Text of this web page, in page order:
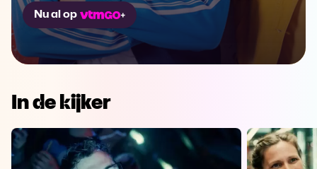
Nu al op
In de kijker